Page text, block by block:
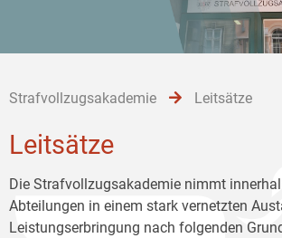
Strafvollzugsakademie Leitsätze
Leitsätze
Die Strafvollzugsakademie nimmt
Abteilungen in einem stark vernetzten
Leistungserbringung nach folgenden